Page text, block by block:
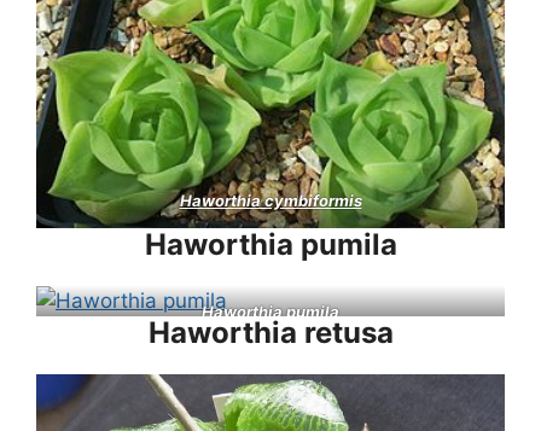
Haworthia cymbiformis
Haworthia pumila
Haworthia pumila
Haworthia retusa